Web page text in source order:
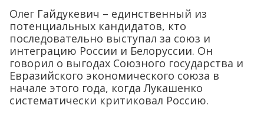
Олег Гайдукевич – единственный из
потенциальных кандидатов, кто
последовательно выступал за союз и
интеграцию России и Белоруссии. Он
говорил о выгодах Союзного государства и
Евразийского экономического союза в
начале этого года, когда Лукашенко
систематически критиковал Россию.